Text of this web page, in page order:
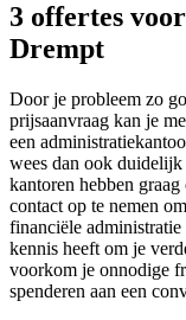
3 offertes
Drempt
Door je probleem zo
prijsaanvraag kan je
een
wees dan ook
kantoren hebben
contact op te nemen
financiële
kennis heeft om je
voorkom je onnodige
spenderen aan een